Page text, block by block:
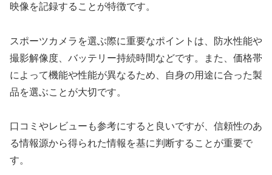
映像を記録することが特徴です。
スポーツカメラを選ぶ際に重要なポイントは、防水性能や
撮影解像度、バッテリー持続時間などです。また、価格帯
によって機能や性能が異なるため、自身の用途に合った製
品を選ぶことが大切です。
口コミやレビューも参考にすると良いですが、信頼性のあ
る情報源から得られた情報を基に判断することが重要で
す。